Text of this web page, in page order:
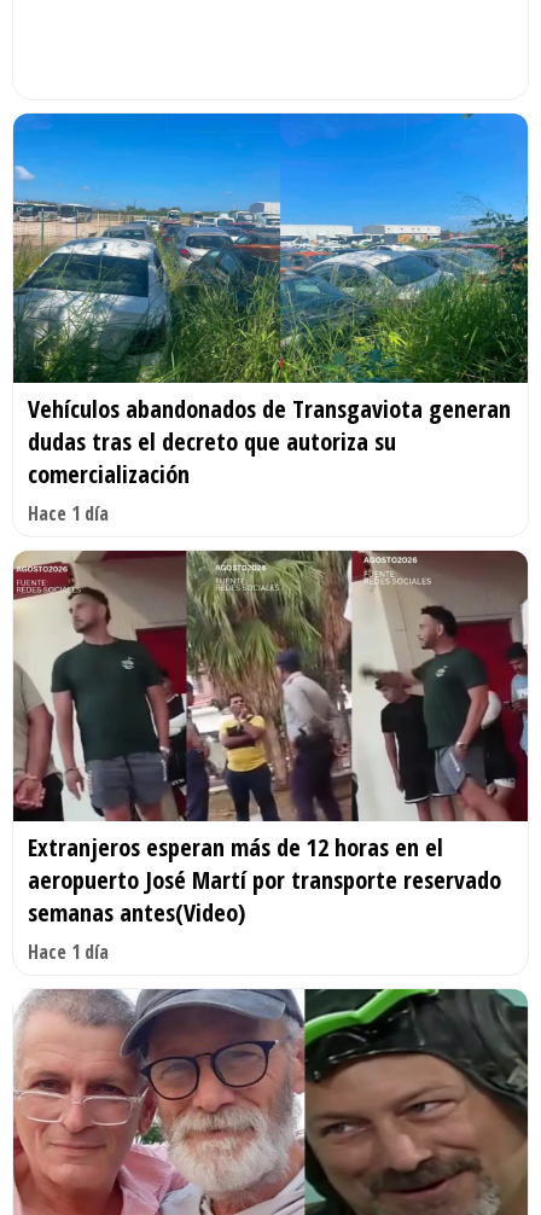
Vehículos abandonados de Transgaviota generan
dudas tras el decreto que autoriza su
comercialización
Hace 1 día
Extranjeros esperan más de 12 horas en el
aeropuerto José Martí por transporte reservado
semanas antes(Video)
Hace 1 día